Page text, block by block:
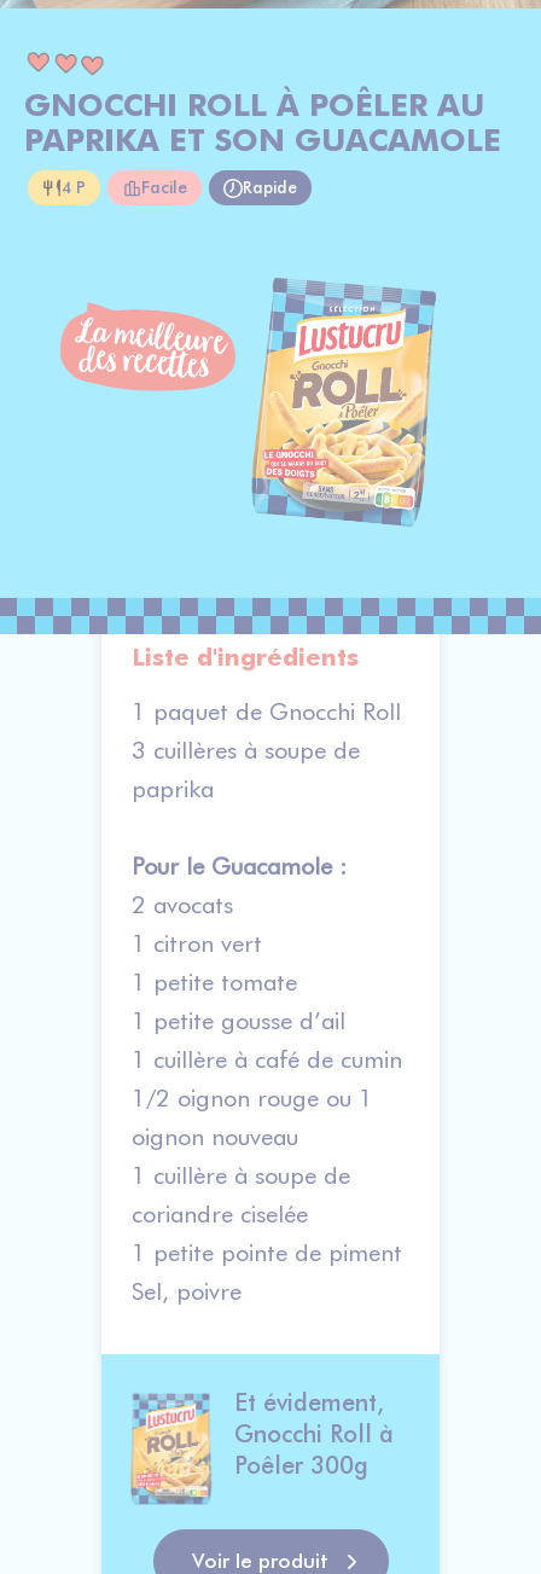
GNOCCHI ROLL À POÊLER AU
PAPRIKA ET SON GUACAMOLE
4 P Facile Rapide
Liste d'ingrédients
1 paquet de Gnocchi Roll
3 cuillères à soupe de
paprika
Pour le Guacamole :
2 avocats
1 citron vert
1 petite tomate
1 petite gousse d’ail
1 cuillère à café de cumin
1/2 oignon rouge ou 1
oignon nouveau
1 cuillère à soupe de
coriandre ciselée
1 petite pointe de piment
Sel, poivre
Et évidement,
Gnocchi Roll à
Poêler 300g
Voir le produit